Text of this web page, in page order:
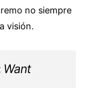
no siempre
visión.
Want